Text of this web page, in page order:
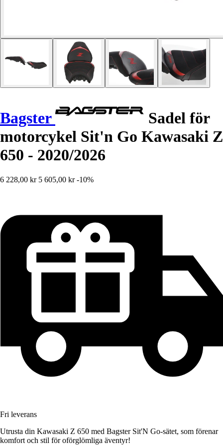
Bagster
Sadel för
motorcykel Sit'n Go Kawasaki Z
650 - 2020/2026
6 228,00 kr 5 605,00 kr -10%
Fri leverans
Utrusta din Kawasaki Z 650 med Bagster Sit'N Go-sätet, som förenar
komfort och stil för oförglömliga äventyr!